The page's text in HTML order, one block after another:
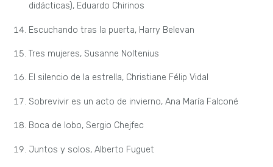
didácticas), Eduardo Chirinos
Escuchando tras la puerta, Harry Belevan
Tres mujeres, Susanne Noltenius
El silencio de la estrella, Christiane Félip Vidal
Sobrevivir es un acto de invierno, Ana María Falconé
Boca de lobo, Sergio Chejfec
Juntos y solos, Alberto Fuguet